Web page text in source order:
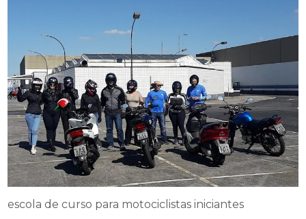
escola de curso para motociclistas iniciantes